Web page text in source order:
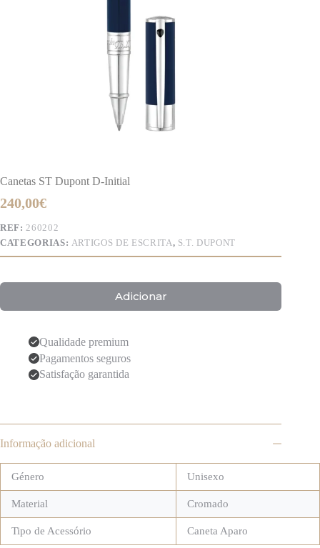
Canetas ST Dupont D-Initial
240,00€
REF: 260202
CATEGORIAS: ARTIGOS DE ESCRITA, S.T. DUPONT
Adicionar
Qualidade premium
Pagamentos seguros
Satisfação garantida
Informação adicional
Género Unisexo
Material Cromado
Tipo de Acessório Caneta Aparo